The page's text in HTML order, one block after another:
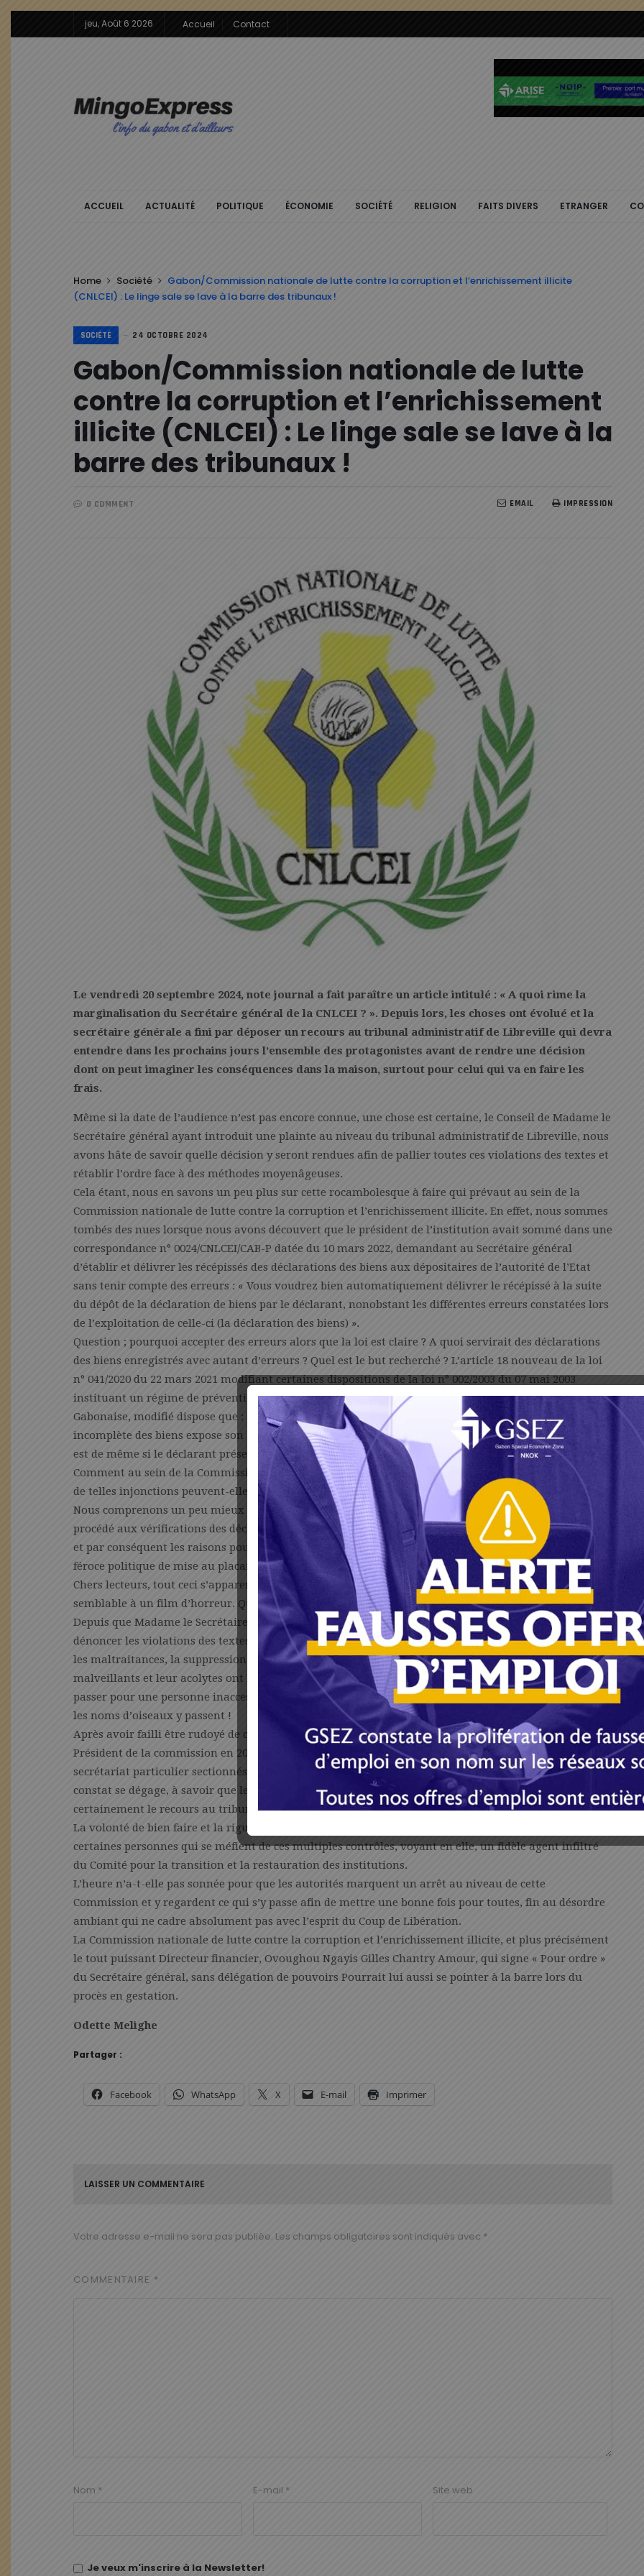
jeu, Août 6 2026 Accueil Contact
ACCUEIL ACTUALITÉ POLITIQUE ÉCONOMIE SOCIÉTÉ RELIGION FAITS DIVERS ETRANGER
Home Société
Gabon/Commission nationale de lutte contre la corruption et l’enrichissement illicite
(CNLCEI) : Le linge sale se lave à la barre des tribunaux !
SOCIÉTÉ 24 OCTOBRE 2024
Gabon/Commission nationale de lutte
contre la corruption et l’enrichissement
illicite (CNLCEI) : Le linge sale se lave à la
barre des tribunaux !
0 COMMENT IMPRESSION
EMAIL
Le vendredi 20 septembre 2024, note journal a fait paraître un article intitulé : « A quoi rime la
marginalisation du Secrétaire général de la CNLCEI ? ». Depuis lors, les choses ont évolué et la
secrétaire générale a fini par déposer un recours au tribunal administratif de Libreville qui devra
entendre dans les prochains jours l’ensemble des protagonistes avant de rendre une décision
dont on peut imaginer les conséquences dans la maison, surtout pour celui qui va en faire les
frais.
Même si la date de l’audience n’est pas encore connue, une chose est certaine, le Conseil de Madame le
Secrétaire général ayant introduit une plainte au niveau du tribunal administratif de Libreville, nous
avons hâte de savoir quelle décision y seront rendues afin de pallier toutes ces violations des textes et
rétablir l’ordre face à des méthodes moyenâgeuses.
Cela étant, nous en savons un peu plus sur cette rocambolesque à faire qui prévaut au sein de la
Commission nationale de lutte contre la corruption et l’enrichissement illicite. En effet, nous sommes
tombés des nues lorsque nous avons découvert que le président de l’institution avait sommé dans une
correspondance n° 0024/CNLCEI/CAB-P datée du 10 mars 2022, demandant au Secrétaire général
d’établir et délivrer les récépissés des déclarations des biens aux dépositaires de l’autorité de l’Etat
sans tenir compte des erreurs : « Vous voudrez bien automatiquement délivrer le récépissé à la suite
du dépôt de la déclaration de biens par le déclarant, nonobstant les différentes erreurs constatées lors
de l’exploitation de celle-ci (la déclaration des biens) ».
Question ; pourquoi accepter des erreurs alors que la loi est claire ? A quoi servirait des déclarations
des biens enregistrés avec autant d’erreurs ? Quel est le but recherché ? L’article 18 nouveau de la loi
n° 041/2020 du 22 mars 2021 modifiant certaines dispositions de la loi n° 002/2003 du 07 mai 2003
instituant un régime de prévention et de répression de l’enrichissement illicite en République
Gabonaise, modifié dispose que : « toute dissimulation, fausse déclaration, déclaration inexacte ou
incomplète des biens expose son auteur aux peines prévues par la réglementation en vigueur. Il en
est de même si le déclarant présente de faux justificatifs à l’appui de sa déclaration des biens ».
Comment au sein de la Commission nationale de lutte contre la corruption et l’enrichissement illicite
de telles injonctions peuvent-elles exister ?
Nous comprenons un peu mieux les raisons pour lesquelles le Secrétaire général qui a toujours
procédé aux vérifications des déclarations des biens subies les foudres du Président de la Commission,
et par conséquent les raisons pour lesquelles toutes ses attributions lui ont été retirées et qu’une
féroce politique de mise au placard lui a été infligée jusqu’à ce jour.
Chers lecteurs, tout ceci s’apparente bien à une escalade de la violence en milieu professionnel,
semblable à un film d’horreur. Quelqu’un va certainement « mourir à la guerre ». Reste à savoir qui ?
Depuis que Madame le Secrétaire général a eu le courage, épaulé par un cabinet d’avocats, de
dénoncer les violations des textes, les injonctions abracadabrantesques, les usurpations de fonctions
les maltraitances, la suppression abusive de sa responsabilité financière, les auteurs de ces actes
malveillants et leur acolytes ont lancé une cabale afin de salir cette dernière, notamment en la faisant
passer pour une personne inaccessible sur le plan professionnel, belliqueuse, irrespectueuse… Tous
les noms d’oiseaux y passent !
Après avoir failli être rudoyé de coups par un ancien Rapporteur général adjoint dans le bureau du
Président de la commission en 2020, après avoir vu les câbles d’alimentation en électricité de son
secrétariat particulier sectionnés en 2021 et après avoir vécu plusieurs péripéties et humiliations, un
constat se dégage, à savoir que les faits sont bien plus graves que ce que l’on peut imaginer. D’où
certainement le recours au tribunal.
La volonté de bien faire et la rigueur de la Madame le Secrétaire général ne seraient pas du goût de
certaines personnes qui se méfient de ces multiples contrôles, voyant en elle, un fidèle agent infiltré
du Comité pour la transition et la restauration des institutions.
L’heure n’a-t-elle pas sonnée pour que les autorités marquent un arrêt au niveau de cette
Commission et y regardent ce qui s’y passe afin de mettre une bonne fois pour toutes, fin au désordre
ambiant qui ne cadre absolument pas avec l’esprit du Coup de Libération.
La Commission nationale de lutte contre la corruption et l’enrichissement illicite, et plus précisément
le tout puissant Directeur financier, Ovoughou Ngayis Gilles Chantry Amour, qui signe « Pour ordre »
du Secrétaire général, sans délégation de pouvoirs Pourrait lui aussi se pointer à la barre lors du
procès en gestation.
Odette Melighe
Partager :
Facebook WhatsApp X E-mail Imprimer
LAISSER UN COMMENTAIRE
Votre adresse e-mail ne sera pas publiée. Les champs obligatoires sont indiqués avec *
COMMENTAIRE *
Nom * E-mail * Site web
Je veux m'inscrire à la Newsletter!